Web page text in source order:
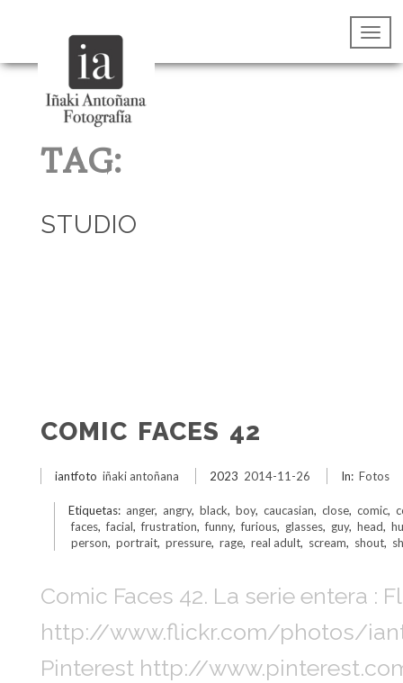
TAG:
STUDIO
COMIC FACES 42
iantfoto iñaki antoñana 2023 2014-11-26 In: Fotos
Etiquetas: anger, angry, black, boy, caucasian, close, comic,
faces, facial, frustration, funny, furious, glasses, guy, head,
person, portrait, pressure, rage, real adult, scream, shout,
Comic Faces 42. La serie entera :
http://www.flickr.com/photos/
Pinterest http://